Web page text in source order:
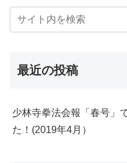
最近の投稿
少林寺拳法会報「春号」
た！(2019年4月）